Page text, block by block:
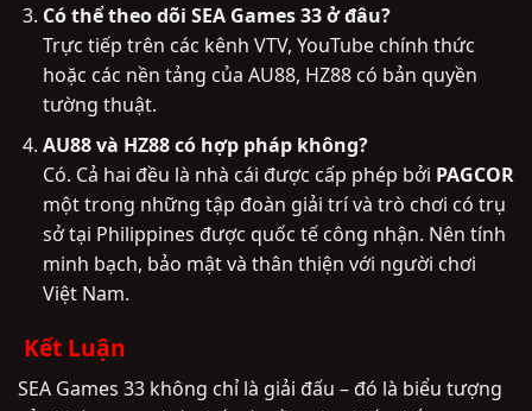
Có thể theo dõi SEA Games 33 ở đâu?
Trực tiếp trên các kênh VTV, YouTube chính thức
hoặc các nền tảng của AU88, HZ88 có bản quyền
tường thuật.
AU88 và HZ88 có hợp pháp không?
Có. Cả hai đều là nhà cái được cấp phép bởi PAGCOR
một trong những tập đoàn giải trí và trò chơi có trụ
sở tại Philippines được quốc tế công nhận. Nên tính
minh bạch, bảo mật và thân thiện với người chơi
Việt Nam.
Kết Luận
SEA Games 33 không chỉ là giải đấu – đó là biểu tượng